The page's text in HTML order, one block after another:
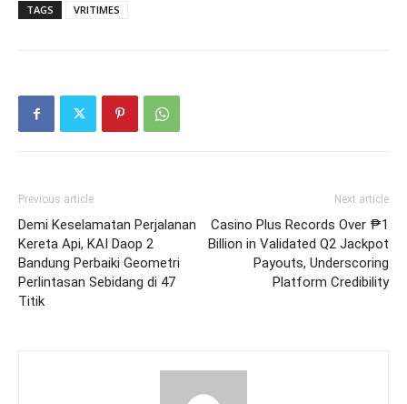
TAGS VRITIMES
Previous article
Demi Keselamatan Perjalanan
Kereta Api, KAI Daop 2
Bandung Perbaiki Geometri
Perlintasan Sebidang di 47
Titik
Next article
Casino Plus Records Over ₱1
Billion in Validated Q2 Jackpot
Payouts, Underscoring
Platform Credibility